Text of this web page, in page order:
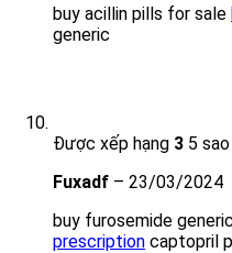
buy acillin pills for sale
generic
Được xếp hạng 3 5 sao
Fuxadf – 23/03/2024
buy furosemide
prescription captopril